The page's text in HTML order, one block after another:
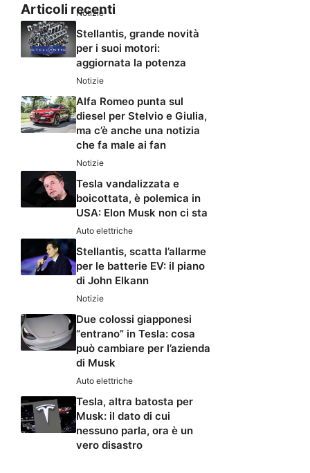
Articoli recenti
Notizie
Stellantis, grande novità
per i suoi motori:
aggiornata la potenza
Notizie
Alfa Romeo punta sul
diesel per Stelvio e Giulia,
ma c’è anche una notizia
che fa male ai fan
Notizie
Tesla vandalizzata e
boicottata, è polemica in
USA: Elon Musk non ci sta
Auto elettriche
Stellantis, scatta l’allarme
per le batterie EV: il piano
di John Elkann
Notizie
Due colossi giapponesi
“entrano” in Tesla: cosa
può cambiare per l’azienda
di Musk
Auto elettriche
Tesla, altra batosta per
Musk: il dato di cui
nessuno parla, ora è un
vero disastro